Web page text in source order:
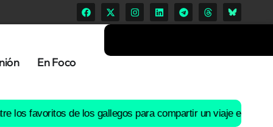
En Foco
de los gallegos para compartir un viaje en coche El río